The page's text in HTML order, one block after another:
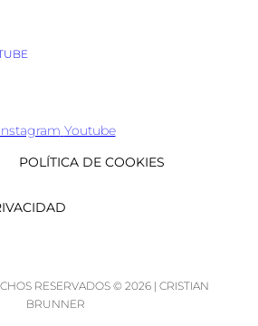
Youtube
POLÍTICA DE COOKIES
RESERVADOS © 2026 | CRISTIAN
BRUNNER